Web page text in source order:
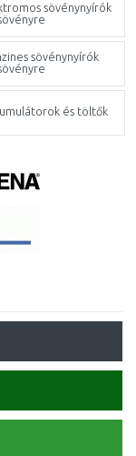
sövénynyírók
sövénynyírók
és töltők